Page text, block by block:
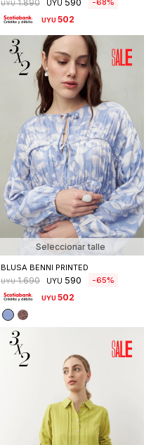
UYU 1.890 UYU 68
UYU502
Seleccionar talle
BLUSA BENNI PRINTED
UYU 1.690 UYU 590 65
UYU502